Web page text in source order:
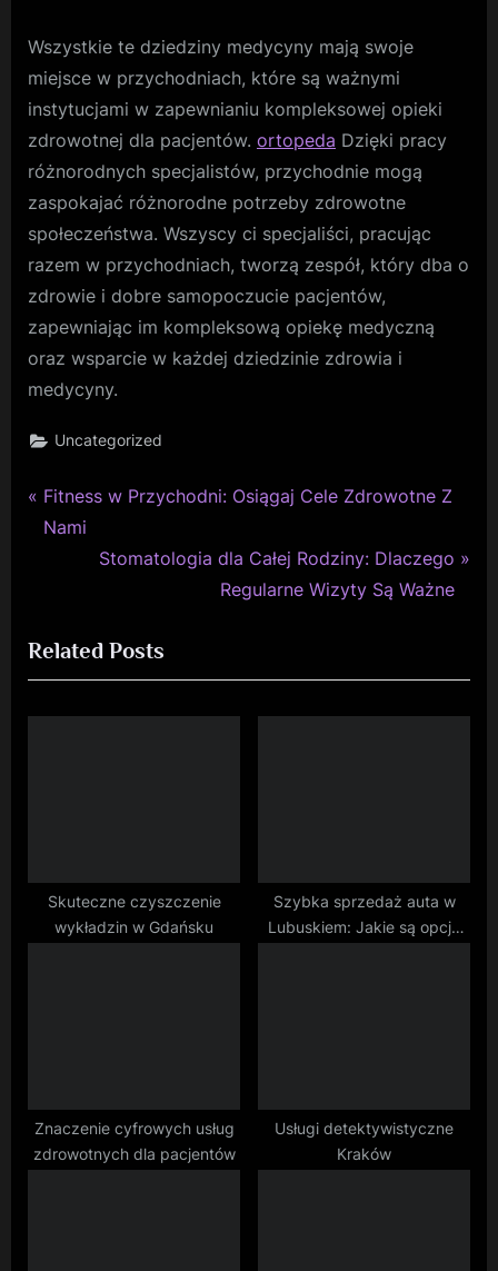
Wszystkie te dziedziny medycyny mają swoje
miejsce w przychodniach, które są ważnymi
instytucjami w zapewnianiu kompleksowej opieki
zdrowotnej dla pacjentów. ortopeda Dzięki pracy
różnorodnych specjalistów, przychodnie mogą
zaspokajać różnorodne potrzeby zdrowotne
społeczeństwa. Wszyscy ci specjaliści, pracując
razem w przychodniach, tworzą zespół, który dba o
zdrowie i dobre samopoczucie pacjentów,
zapewniając im kompleksową opiekę medyczną
oraz wsparcie w każdej dziedzinie zdrowia i
medycyny.
Uncategorized
Nawigacja
wpisu
P
r
o
u
s
Fitness w Przychodni: Osiągaj Cele Zdrowotne Z
Nami
N
t
P
o
Stomatologia dla Całej Rodziny: Dlaczego
Regularne Wizyty Są Ważne
Related Posts
Skuteczne czyszczenie
wykładzin w Gdańsku
Szybka sprzedaż auta w
Lubuskiem: Jakie są opcje
Znaczenie cyfrowych usług
zdrowotnych dla pacjentów
Usługi detektywistyczne
Kraków